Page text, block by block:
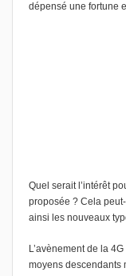
dépensé une fortune
Quel serait l’intérêt
proposée ? Cela
ainsi les nouveaux
L’avènement de la
moyens descendants